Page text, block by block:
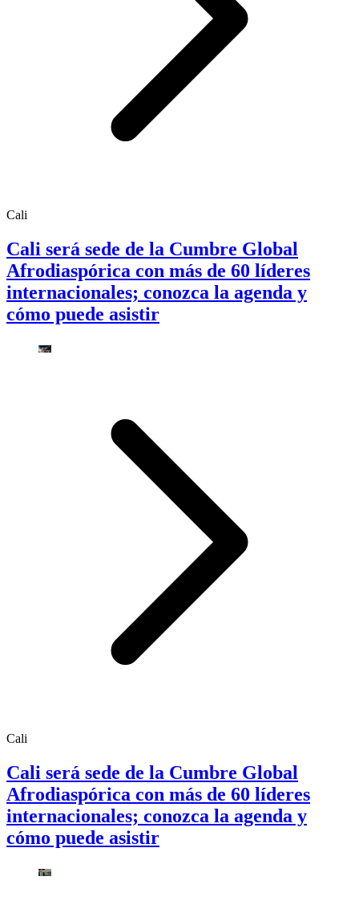
Cali
Cali será sede de la Cumbre Global
Afrodiaspórica con más de 60 líderes
internacionales; conozca la agenda y
cómo puede asistir
Cali
Cali será sede de la Cumbre Global
Afrodiaspórica con más de 60 líderes
internacionales; conozca la agenda y
cómo puede asistir